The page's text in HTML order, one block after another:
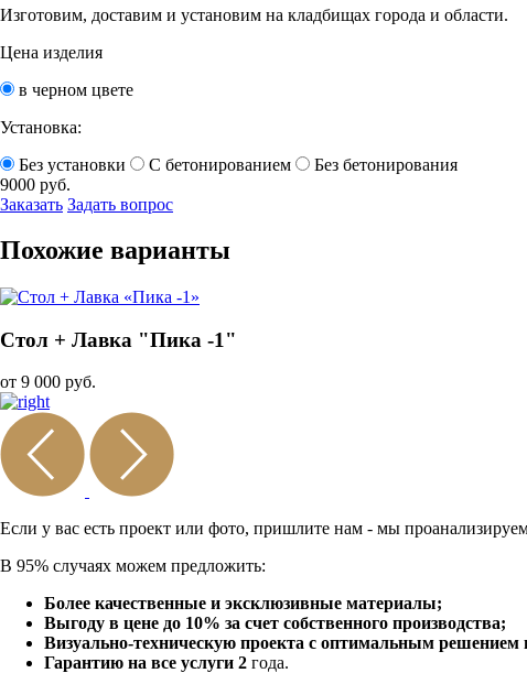
Изготовим, доставим и установим на кладбищах города и области.
Цена изделия
в черном цвете
Установка:
Без установки
С бетонированием
Без бетонирования
9000 руб.
Заказать Задать вопрос
Похожие варианты
Стол + Лавка "Пика -1"
от 9 000 руб.
Если у вас есть проект или фото, пришлите нам - мы
В 95% случаях можем предложить:
Более качественные и эксклюзивные материалы;
Выгоду в цене до 10% за счет собственного производства;
Визуально-техническую проекта с оптимальным решением
Гарантию на все услуги 2 года.